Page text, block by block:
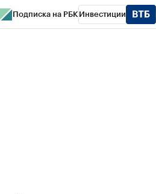
Подписка на РБК Инвестиции